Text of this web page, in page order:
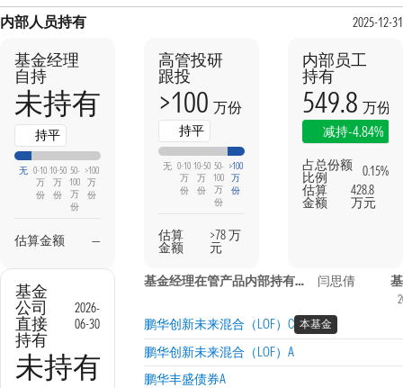
内部人员持有 2025-12-31
基金经理
自持
未持有
持平
无 0-10
万
份
10-50
万
份
50-
100
万
份
>100
万
份
估算金额 —
高管投研
跟投
>100 万份
持平
无 0-10
万
份
10-50
万
份
50-
100
万
份
>100
万
份
估算
金额
>78 万
元
内部员工
持有
549.8 万份
减持-4.84%
占总份额
比例
0.15%
估算
金额
428.8
万元
基金
公司
直接
持有
2026-
06-30
未持有
基金经理在管产品内部持有信息 闫思倩
鹏华创新未来混合（LOF）C 本基金
鹏华创新未来混合（LOF）A
鹏华丰盛债券A